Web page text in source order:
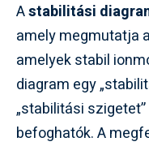
Astabilitási
amely megmutatja
amelyek stabil
diagram egy
„stabilitási
befoghatók. A